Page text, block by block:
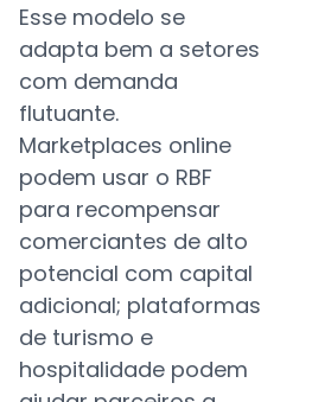
Esse modelo se
adapta bem a setores
com demanda
flutuante.
Marketplaces online
podem usar o RBF
para recompensar
comerciantes de alto
potencial com capital
adicional; plataformas
de turismo e
hospitalidade podem